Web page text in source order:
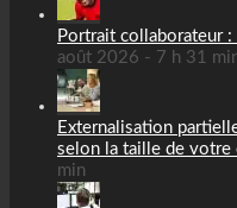
Portrait collaborateur :
août 2026 - 7 h 31
Externalisation
selon la taille de votre
min